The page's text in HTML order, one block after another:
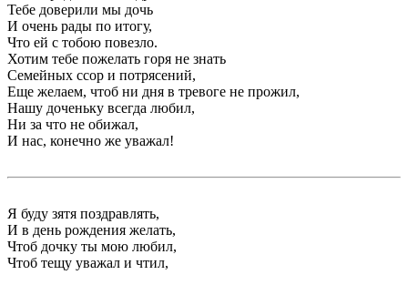
Тебе доверили мы дочь
И очень рады по итогу,
Что ей с тобою повезло.
Хотим тебе пожелать горя не знать
Семейных ссор и потрясений,
Еще желаем, чтоб ни дня в тревоге не прожил,
Нашу доченьку всегда любил,
Ни за что не обижал,
И нас, конечно же уважал!
Я буду зятя поздравлять,
И в день рождения желать,
Чтоб дочку ты мою любил,
Чтоб тещу уважал и чтил,